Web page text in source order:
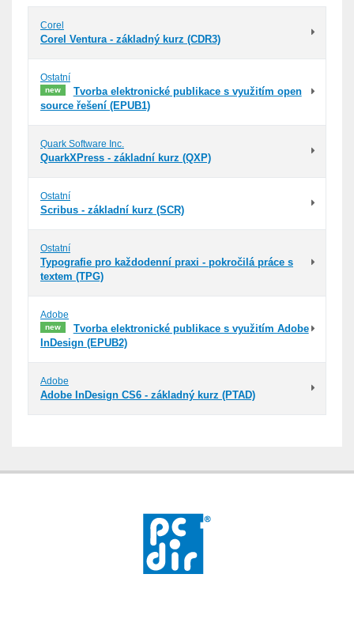
Corel
Corel Ventura - základný kurz (CDR3)
Ostatní
new
Tvorba elektronické publikace s využitím open
source řešení (EPUB1)
Quark Software Inc.
QuarkXPress - základní kurz (QXP)
Ostatní
Scribus - základní kurz (SCR)
Ostatní
Typografie pro každodenní praxi - pokročilá práce s
textem (TPG)
Adobe
new
Tvorba elektronické publikace s využitím Adobe
InDesign (EPUB2)
Adobe
Adobe InDesign CS6 - základný kurz (PTAD)